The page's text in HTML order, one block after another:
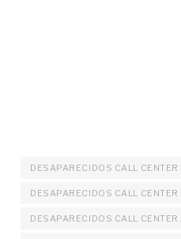
DESAPARECIDOS CALL CENTER
DESAPARECIDOS CALL
DESAPARECIDOS CALL CENTER